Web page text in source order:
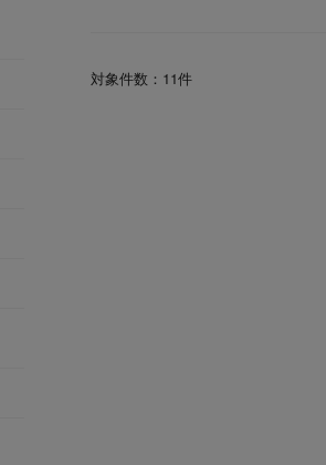
対象件数： 11件